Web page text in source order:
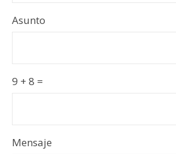
Asunto
9 + 8 =
Por
Por
Mensaje